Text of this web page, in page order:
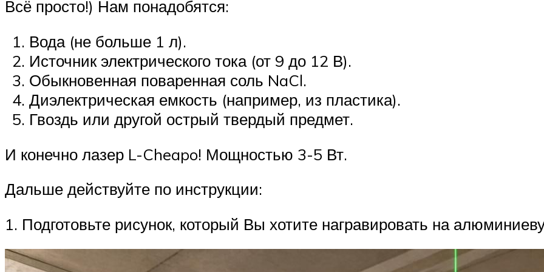
Всё просто!) Нам понадобятся:
Вода (не больше 1 л).
Источник электрического тока (от 9 до 12 В).
Обыкновенная поваренная соль NaCl.
Диэлектрическая емкость (например, из пластика).
Гвоздь или другой острый твердый предмет.
И конечно лазер L-Cheapo! Мощностью 3-5 Вт.
Дальше действуйте по инструкции:
1. Подготовьте рисунок, который Вы хотите награвировать на